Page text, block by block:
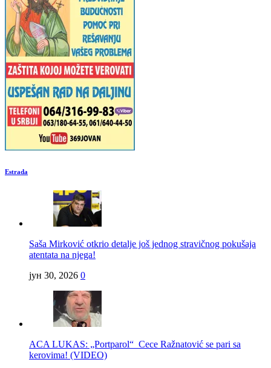
Estrada
Saša Mirković otkrio detalje još jednog stravičnog pokušaja
atentata na njega!
јун 30, 2026 0
ACA LUKAS: „Portparol“ Cece Ražnatović se pari sa
kerovima! (VIDEO)